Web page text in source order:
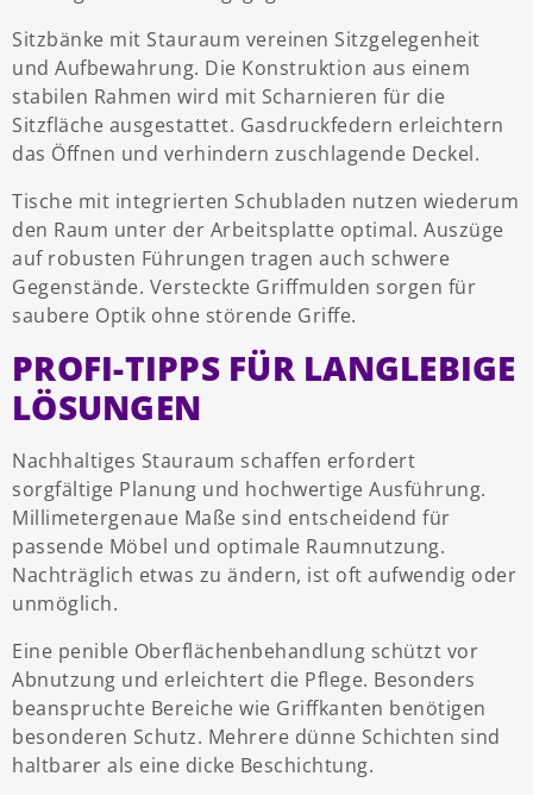
Sitzbänke mit Stauraum vereinen Sitzgelegenheit
und Aufbewahrung. Die Konstruktion aus einem
stabilen Rahmen wird mit Scharnieren für die
Sitzfläche ausgestattet. Gasdruckfedern erleichtern
das Öffnen und verhindern zuschlagende Deckel.
Tische mit integrierten Schubladen nutzen wiederum
den Raum unter der Arbeitsplatte optimal. Auszüge
auf robusten Führungen tragen auch schwere
Gegenstände. Versteckte Griffmulden sorgen für
saubere Optik ohne störende Griffe.
PROFI-TIPPS FÜR LANGLEBIGE
LÖSUNGEN
Nachhaltiges Stauraum schaffen erfordert
sorgfältige Planung und hochwertige Ausführung.
Millimetergenaue Maße sind entscheidend für
passende Möbel und optimale Raumnutzung.
Nachträglich etwas zu ändern, ist oft aufwendig oder
unmöglich.
Eine penible Oberflächenbehandlung schützt vor
Abnutzung und erleichtert die Pflege. Besonders
beanspruchte Bereiche wie Griffkanten benötigen
besonderen Schutz. Mehrere dünne Schichten sind
haltbarer als eine dicke Beschichtung.